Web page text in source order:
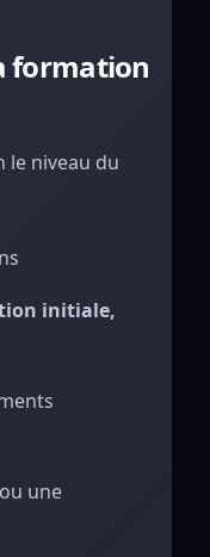
formation
le niveau du
initiale,
une